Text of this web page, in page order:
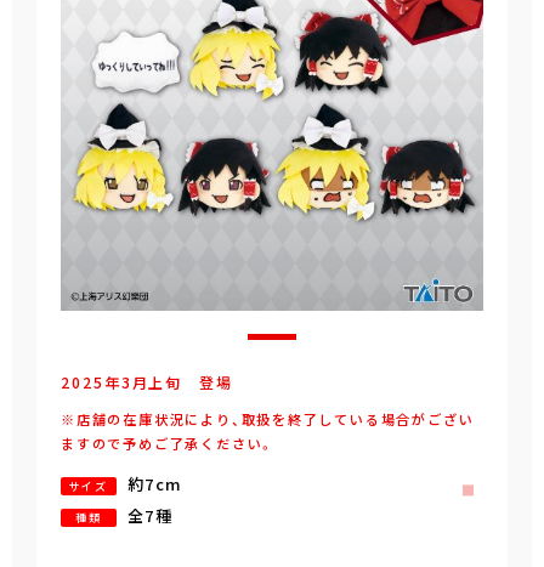
2025年3 月 上旬 登場
※店舗の在庫状況により、取扱を終了している場合がござい
ますので予めご了承ください。
サイズ 約7cm
種類 全7種